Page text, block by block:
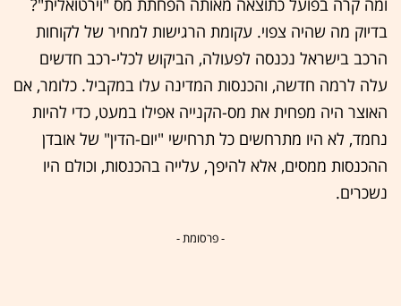
ומה קרה בפועל כתוצאה מאותה הפחתת מס "וירטואלית"?
בדיוק מה שהיה צפוי. עקומת הרגישות למחיר של לקוחות
הרכב בישראל נכנסה לפעולה, הביקוש לכלי-רכב חדשים
עלה לרמה חדשה, והכנסות המדינה עלו במקביל. כלומר, אם
האוצר היה מפחית את מס-הקנייה אפילו במעט, כדי להיות
נחמד, לא היו מתרחשים כל תרחישי "יום-הדין" של אובדן
ההכנסות ממסים, אלא להיפך, עלייה בהכנסות, וכולם היו
נשכרים.
- פרסומת -